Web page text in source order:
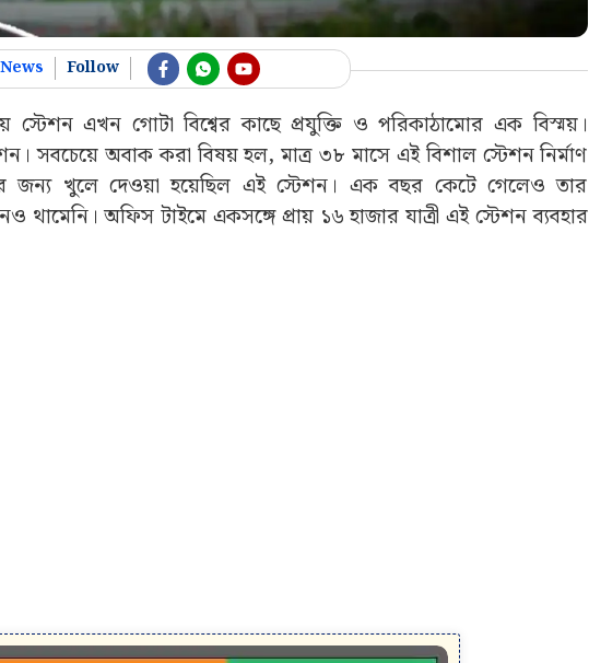
Follow
স্টেশন এখন গোটা বিশ্বের কাছে প্রযুক্তি ও পরিকাঠামোর এক বিস্ময়।
সবচেয়ে অবাক করা বিষয় হল, মাত্র ৩৮ মাসে এই বিশাল স্টেশন নির্মাণ
জন্য খুলে দেওয়া হয়েছিল এই স্টেশন। এক বছর কেটে গেলেও তার
অফিস টাইমে একসঙ্গে প্রায় ১৬ হাজার যাত্রী এই স্টেশন ব্যবহার